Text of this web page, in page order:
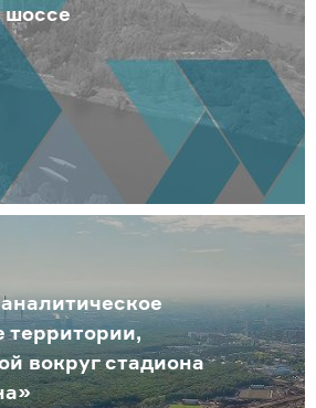
шоссе
территории,
вокруг стадиона